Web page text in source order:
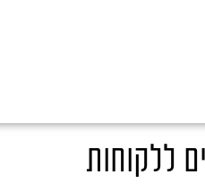
ללקוחות